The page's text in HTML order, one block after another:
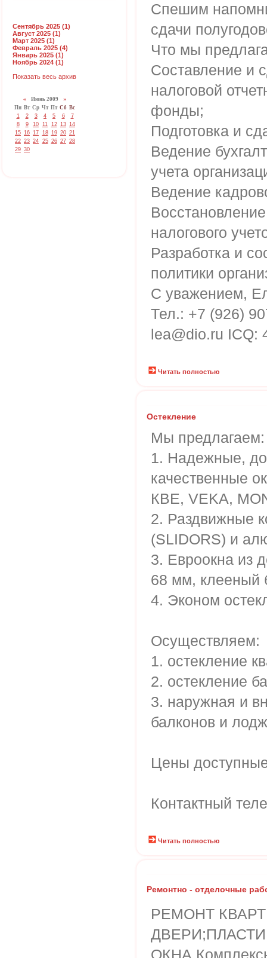
Сентябрь 2025 (1)
Август 2025 (1)
Март 2025 (1)
Февраль 2025 (4)
Январь 2025 (1)
Ноябрь 2024 (1)
Показать весь архив
« Июнь 2009 »
Пн Вт Ср Чт Пт Сб Вс
1
2 3 4 5 6
7
8
9 10 11 12 13 14
15 16 17 18 19 20 21
22 23 24 25 26 27 28
29 30
Спешим
сдачи
Что мы
Составление и
налоговой
фонды;
Подготовка и
Ведение
учета
Ведение
налогового
Разработка и
политики
С уважением,
Тел.: +7 (926)
lea@dio.ru ICQ:
Читать полностью
Остекление
Мы предлагаем:
1. Надежные,
качественные
КВЕ, VEKA,
2. Раздвижные
(SLIDORS) и
3. Евроокна из
68 мм, клееный
4. Эконом
Осуществляем:
1. остекление
2. остекление
3. наружная и
балконов и
Цены
Контактный
Читать полностью
Ремонтно - отделочные
РЕМОНТ